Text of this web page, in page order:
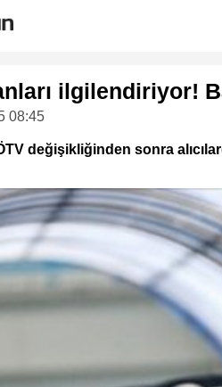
ilgilendiriyor!
08:45
değişikliğinden sonra